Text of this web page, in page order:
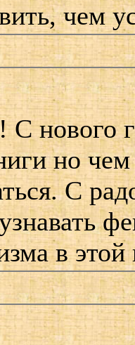
чем
С нового
но
С
в этой